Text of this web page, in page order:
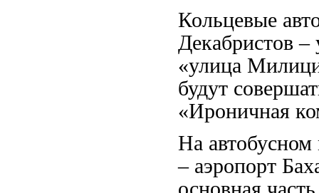
Кольцевые
Декабристов
«улица
будут
«Ироничная
На
– аэропорт